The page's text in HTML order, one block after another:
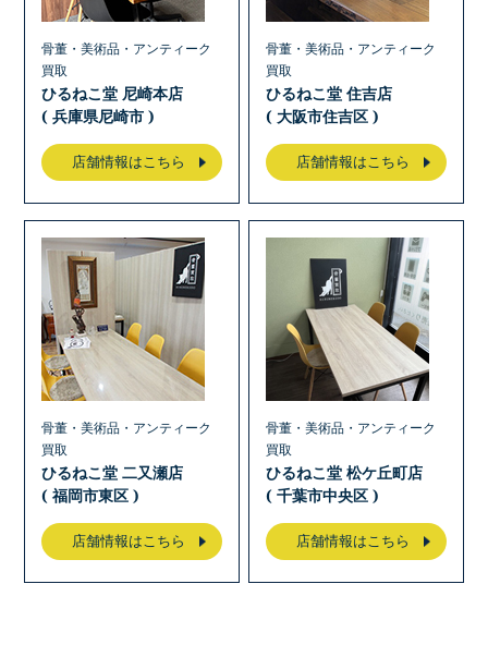
骨董・美術品・アンティーク
買取
ひるねこ堂 尼崎本店
( 兵庫県尼崎市 )
店舗情報はこちら
骨董・美術品・アンティーク
買取
ひるねこ堂 住吉店
( 大阪市住吉区 )
店舗情報はこちら
骨董・美術品・アンティーク
買取
ひるねこ堂 二又瀬店
( 福岡市東区 )
店舗情報はこちら
骨董・美術品・アンティーク
買取
ひるねこ堂 松ケ丘町店
( 千葉市中央区 )
店舗情報はこちら